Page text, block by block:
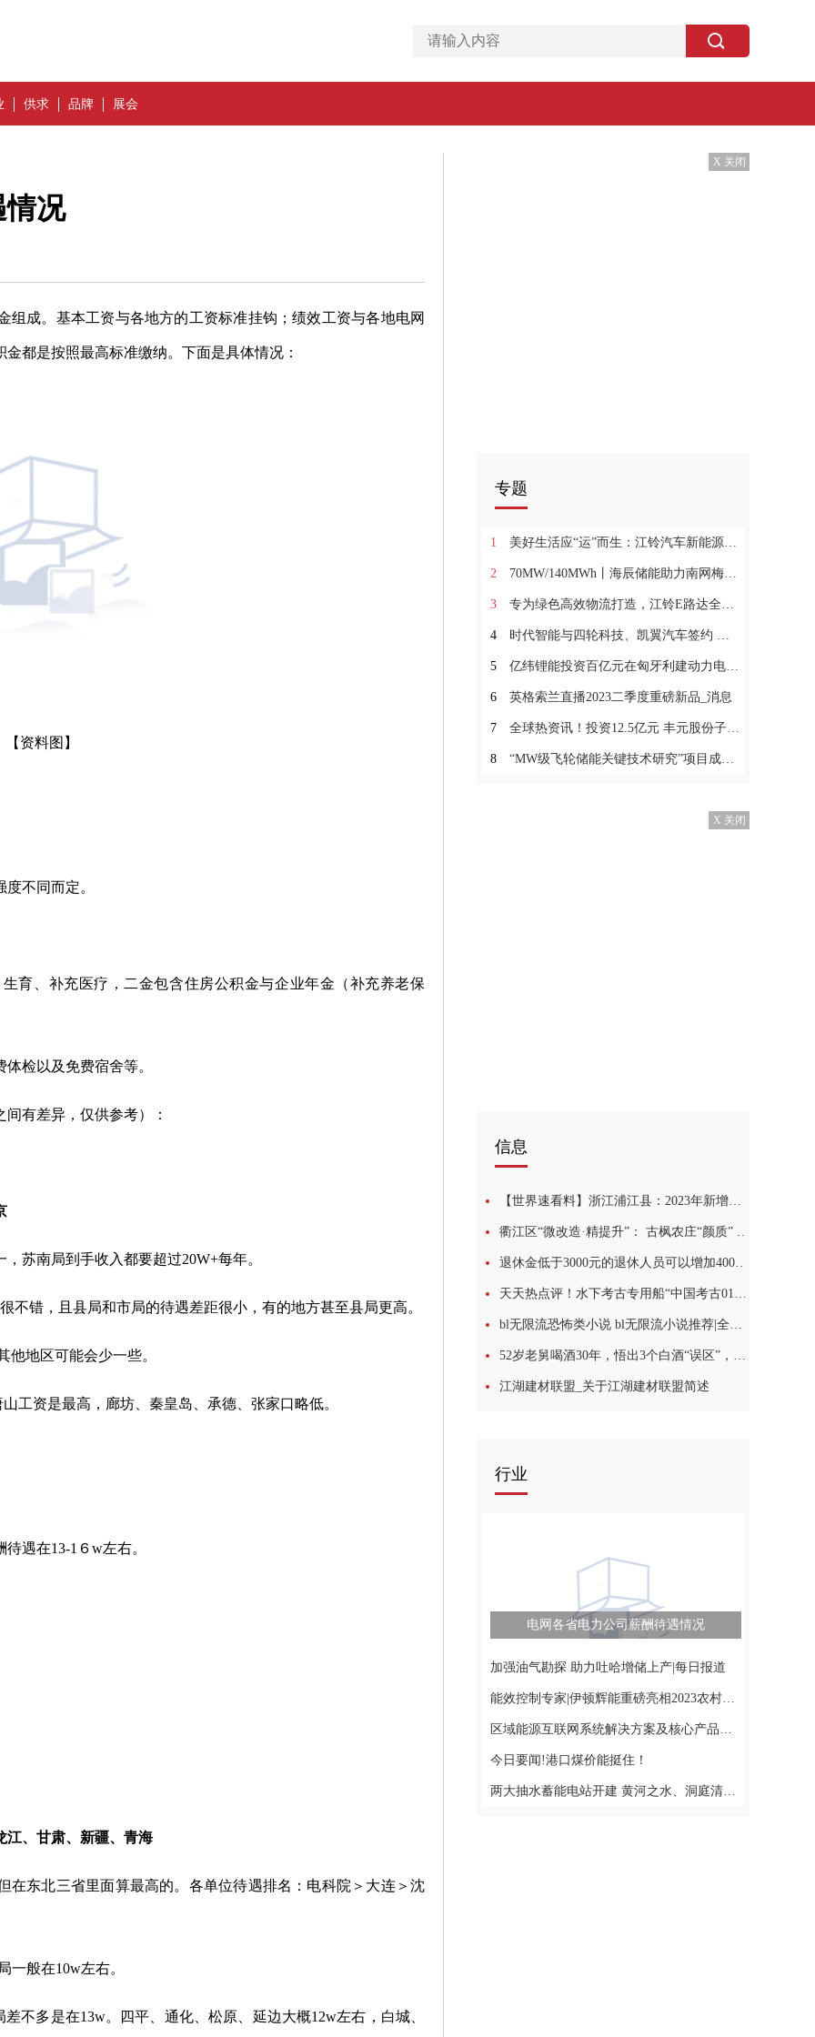
供求 品牌 展会
情况
组成。基本工资与各地方的工资标准挂钩；绩效工资与各地电网
都是按照最高标准缴纳。下面是具体情况：
【资料图】
不同而定。
育、补充医疗，二金包含住房公积金与企业年金（补充养老保
检以及免费宿舍等。
有差异，仅供参考）：
苏南局到手收入都要超过20W+每年。
不错，且县局和市局的待遇差距很小，有的地方甚至县局更高。
他地区可能会少一些。
工资是最高，廊坊、秦皇岛、承德、张家口略低。
遇在13-1６w左右。
江、甘肃、新疆、青海
在东北三省里面算最高的。各单位待遇排名：电科院＞大连＞沈
一般在10w左右。
不多是在13w。四平、通化、松原、延边大概12w左右，白城、
X 关闭
专题
1 美好生活应“运”而生：江铃汽车新能源品牌焕新启幕
2 70MW/140MWh丨海辰储能助力南网梅州宝湖浸没式液冷储能电站项目_焦点热讯
3 专为绿色高效物流打造，江铃E路达全球首发在即
4 时代智能与四轮科技、凯翼汽车签约 构建“三位一体”模式-头条焦点
5 亿纬锂能投资百亿元在匈牙利建动力电池项目_当前关注
6 英格索兰直播2023二季度重磅新品_消息
7 全球热资讯！投资12.5亿元 丰元股份子公司拟建锂电池高能正极材料项目
8 “MW级飞轮储能关键技术研究”项目成功并网
X 关闭
信息
【世界速看料】浙江浦江县：2023年新增光伏装机100MW 其中地面光伏60MW
衢江区“微改造·精提升”： 古枫农庄“颜质” 双提升，助推农文旅“深融合”
退休金低于3000元的退休人员可以增加400元吗？ 环球热议
天天热点评！水下考古专用船“中国考古01”首航福建
bl无限流恐怖类小说 bl无限流小说推荐|全球今热点
52岁老舅喝酒30年，悟出3个白酒“误区”，个个让人匪夷所思
江湖建材联盟_关于江湖建材联盟简述
行业
电网各省电力公司薪酬待遇情况
加强油气勘探 助力吐哈增储上产|每日报道
能效控制专家|伊顿辉能重磅亮相2023农村能源发展大会-每日热点
区域能源互联网系统解决方案及核心产品提供商|珠海仪能科技有限公司重磅亮相2023农村能源发展大会 环球新视野
今日要闻!港口煤价能挺住！
两大抽水蓄能电站开建 黄河之水、洞庭清波空中“握手”|环球讯息